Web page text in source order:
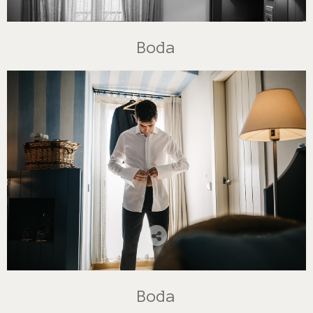
Boda
Boda